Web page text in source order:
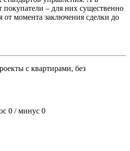
– для них существенно
от момента заключения сделки до
с квартирами, без
0 / минус 0